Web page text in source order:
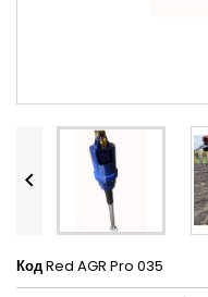

КодRed AGR Pro 035